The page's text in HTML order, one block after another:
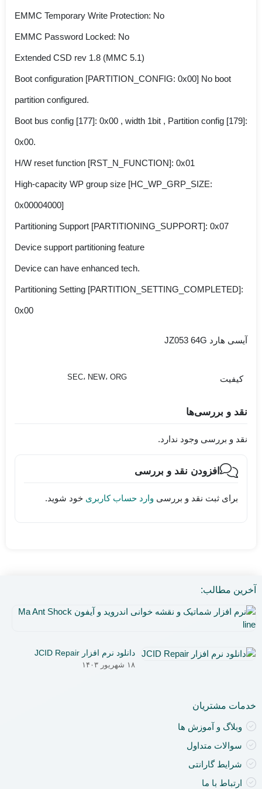
EMMC Temporary Write Protection: No
EMMC Password Locked: No
Extended CSD rev 1.8 (MMC 5.1)
Boot configuration [PARTITION_CONFIG: 0x00] No boot
partition configured.
Boot bus config [177]: 0x00 , width 1bit , Partition config [179]:
0x00.
H/W reset function [RST_N_FUNCTION]: 0x01
High-capacity WP group size [HC_WP_GRP_SIZE:
0x00004000]
Partitioning Support [PARTITIONING_SUPPORT]: 0x07
Device support partitioning feature
Device can have enhanced tech.
Partitioning Setting [PARTITION_SETTING_COMPLETED]:
0x00
آیسی هارد JZ053 64G
کیفیت SEC، NEW، ORG
نقد و بررسی‌ها
نقد و بررسی وجود ندارد.
افزودن نقد و بررسی
برای ثبت نقد و بررسی وارد حساب کاربری خود شوید.
آخرین مطالب:
دانلود نرم افزار JCID Repair
۱۸ شهریور ۱۴۰۳
خدمات مشتریان
وبلاگ و آموزش ها
سوالات متداول
شرایط گارانتی
ارتباط با ما